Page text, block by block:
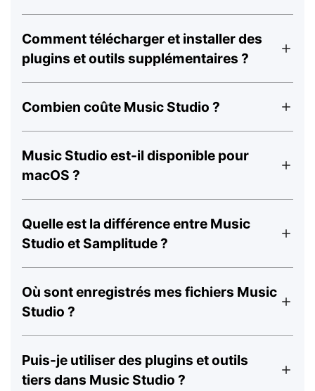
Comment télécharger et installer des
plugins et outils supplémentaires ?
Combien coûte Music Studio ?
Music Studio est-il disponible pour
macOS ?
Quelle est la différence entre Music
Studio et Samplitude ?
Où sont enregistrés mes fichiers Music
Studio ?
Puis-je utiliser des plugins et outils
tiers dans Music Studio ?